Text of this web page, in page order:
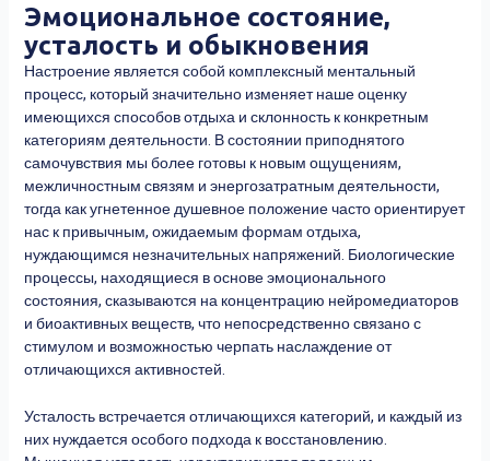
Эмоциональное состояние,
усталость и обыкновения
Настроение является собой комплексный ментальный
процесс, который значительно изменяет наше оценку
имеющихся способов отдыха и склонность к конкретным
категориям деятельности. В состоянии приподнятого
самочувствия мы более готовы к новым ощущениям,
межличностным связям и энергозатратным деятельности,
тогда как угнетенное душевное положение часто ориентирует
нас к привычным, ожидаемым формам отдыха,
нуждающимся незначительных напряжений. Биологические
процессы, находящиеся в основе эмоционального
состояния, сказываются на концентрацию нейромедиаторов
и биоактивных веществ, что непосредственно связано с
стимулом и возможностью черпать наслаждение от
отличающихся активностей.
Усталость встречается отличающихся категорий, и каждый из
них нуждается особого подхода к восстановлению.